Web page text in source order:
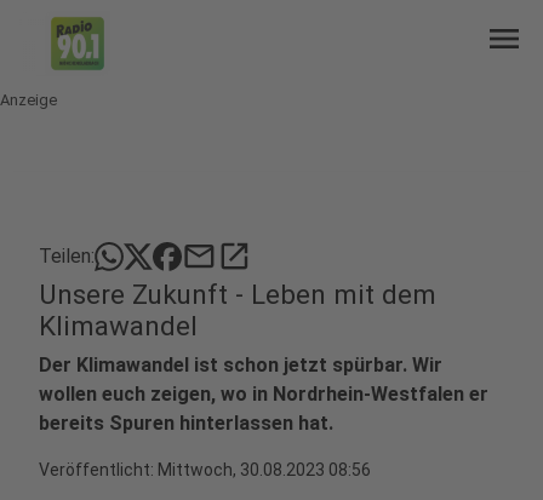
menu
Anzeige
Teilen: mailopen_in_new
Unsere Zukunft - Leben mit dem
Klimawandel
Der Klimawandel ist schon jetzt spürbar. Wir
wollen euch zeigen, wo in Nordrhein-Westfalen er
bereits Spuren hinterlassen hat.
Veröffentlicht: Mittwoch, 30.08.2023 08:56